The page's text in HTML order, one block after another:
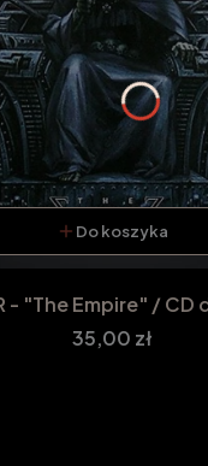
Do koszyka
- "The Empire" / CD
Cena
35,00 zł